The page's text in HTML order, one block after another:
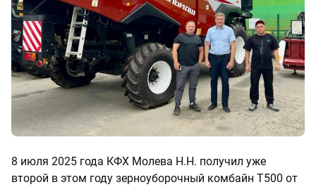
8 июля 2025 года КФХ Молева Н.Н. получил уже
второй в этом году зерноуборочный комбайн Т500 от